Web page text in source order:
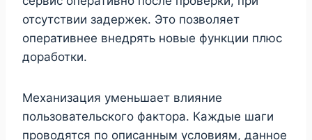
отсутствии задержек. Это позволяет
оперативнее внедрять новые функции плюс
доработки.
Механизация уменьшает влияние
пользовательского фактора. Каждые шаги
проводятся по описанным условиям, данное